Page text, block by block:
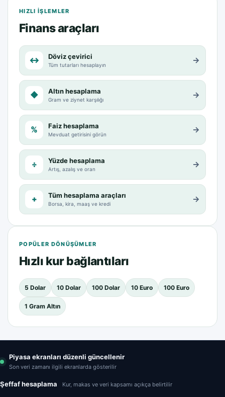
HIZLI IŞLEMLER
Finans araçları
↔ Döviz çevirici
Tüm tutarları hesaplayın →
◆ Altın hesaplama
Gram ve ziynet karşılığı →
% Faiz hesaplama
Mevduat getirisini görün →
÷ Yüzde hesaplama
Artış, azalış ve oran →
+ Tüm hesaplama araçları
Borsa, kira, maaş ve kredi →
POPÜLER DÖNÜŞÜMLER
Hızlı kur bağlantıları
5 Dolar 10 Dolar 100 Dolar 10 Euro 100 Euro
1 Gram Altın
Piyasa ekranları düzenli güncellenir
Son veri zamanı ilgili ekranlarda gösterilir
Şeffaf hesaplama Kur, makas ve veri kapsamı açıkça belirtilir